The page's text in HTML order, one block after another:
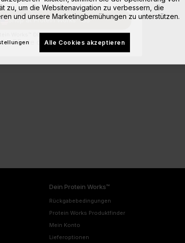
Dein Protein Works™
Rückgabebedingungen
Protein Works Produktfinder
Mein Konto
Lieferoptionen
zu, um die Websitenavigation zu verbessern, die
und unsere Marketingbemühungen zu unterstützen.
Alle Cookies akzeptieren
Shop at Protein Works™ US
Works™ DE site.
the DE site doesn't ship to your location.